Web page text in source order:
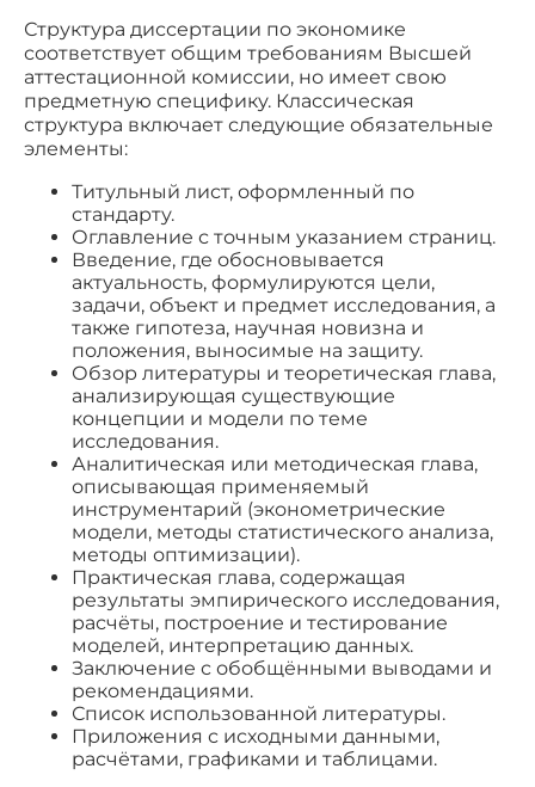
Структура диссертации по экономике
соответствует общим требованиям Высшей
аттестационной комиссии, но имеет свою
предметную специфику. Классическая
структура включает следующие обязательные
элементы:
Титульный лист, оформленный по
стандарту.
Оглавление с точным указанием страниц.
Введение, где обосновывается
актуальность, формулируются цели,
задачи, объект и предмет исследования, а
также гипотеза, научная новизна и
положения, выносимые на защиту.
Обзор литературы и теоретическая глава,
анализирующая существующие
концепции и модели по теме
исследования.
Аналитическая или методическая глава,
описывающая применяемый
инструментарий (эконометрические
модели, методы статистического анализа,
методы оптимизации).
Практическая глава, содержащая
результаты эмпирического исследования,
расчёты, построение и тестирование
моделей, интерпретацию данных.
Заключение с обобщёнными выводами и
рекомендациями.
Список использованной литературы.
Приложения с исходными данными,
расчётами, графиками и таблицами.